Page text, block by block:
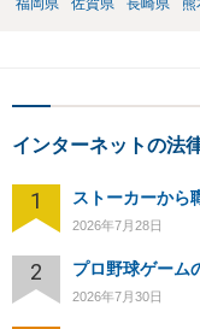
福岡県
佐賀県 長崎県 熊
インターネットの法
1 ストーカーから
2026年7月28日
2 プロ野球ゲーム
2026年7月30日